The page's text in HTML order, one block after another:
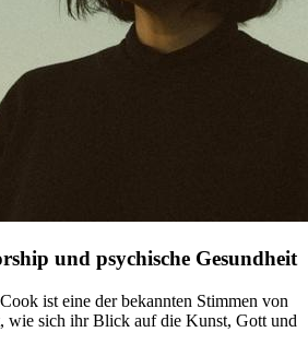
und psychische Gesundheit
ist eine der bekannten Stimmen von
wie sich ihr Blick auf die Kunst, Gott und